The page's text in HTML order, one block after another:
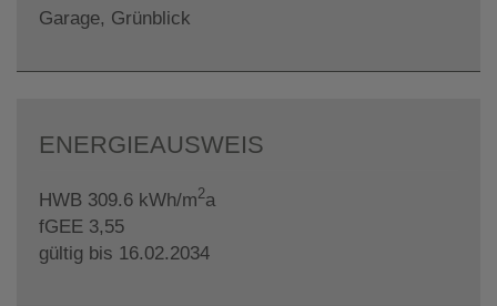
Garage Grünblick
ENERGIEAUSWEIS
HWB 309.6 kWh/m2a
fGEE 3,55
gültig bis 16.02.2034